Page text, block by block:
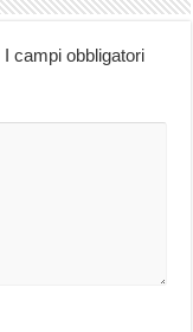
I campi obbligatori